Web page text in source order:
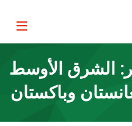
Page
الشرق الأوسط
وباكستان